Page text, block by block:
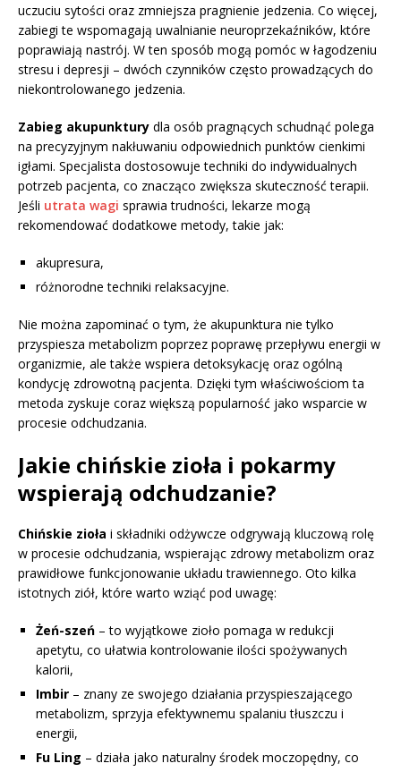
uczuciu sytości oraz zmniejsza pragnienie jedzenia. Co więcej,
zabiegi te wspomagają uwalnianie neuroprzekaźników, które
poprawiają nastrój. W ten sposób mogą pomóc w łagodzeniu
stresu i depresji – dwóch czynników często prowadzących do
niekontrolowanego jedzenia.
Zabieg akupunktury dla osób pragnących schudnąć polega
na precyzyjnym nakłuwaniu odpowiednich punktów cienkimi
igłami. Specjalista dostosowuje techniki do indywidualnych
potrzeb pacjenta, co znacząco zwiększa skuteczność terapii.
Jeśli utrata wagi sprawia trudności, lekarze mogą
rekomendować dodatkowe metody, takie jak:
akupresura,
różnorodne techniki relaksacyjne.
Nie można zapominać o tym, że akupunktura nie tylko
przyspiesza metabolizm poprzez poprawę przepływu energii w
organizmie, ale także wspiera detoksykację oraz ogólną
kondycję zdrowotną pacjenta. Dzięki tym właściwościom ta
metoda zyskuje coraz większą popularność jako wsparcie w
procesie odchudzania.
Jakie chińskie zioła i pokarmy
wspierają odchudzanie?
Chińskie zioła i składniki odżywcze odgrywają kluczową rolę
w procesie odchudzania, wspierając zdrowy metabolizm oraz
prawidłowe funkcjonowanie układu trawiennego. Oto kilka
istotnych ziół, które warto wziąć pod uwagę:
Żeń-szeń – to wyjątkowe zioło pomaga w redukcji
apetytu, co ułatwia kontrolowanie ilości spożywanych
kalorii,
Imbir – znany ze swojego działania przyspieszającego
metabolizm, sprzyja efektywnemu spalaniu tłuszczu i
energii,
Fu Ling – działa jako naturalny środek moczopędny, co